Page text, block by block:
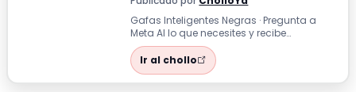
Gafas Inteligentes Negras · Pregunta a
Meta AI lo que necesites y recibe
respuestas al instante con estas Gafas de
so...Ir al chollo